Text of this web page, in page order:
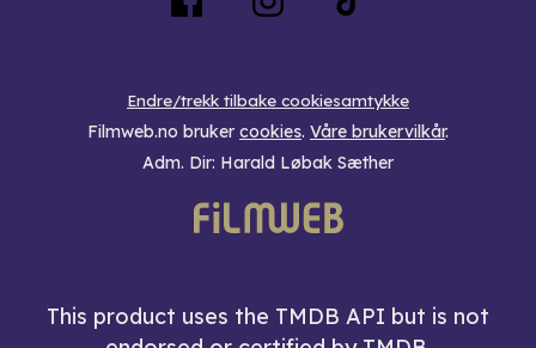
Endre/trekk tilbake cookiesamtykke
Filmweb.no bruker cookies. Våre brukervilkår.
Adm. Dir: Harald Løbak Sæther
This product uses the TMDB API but is not